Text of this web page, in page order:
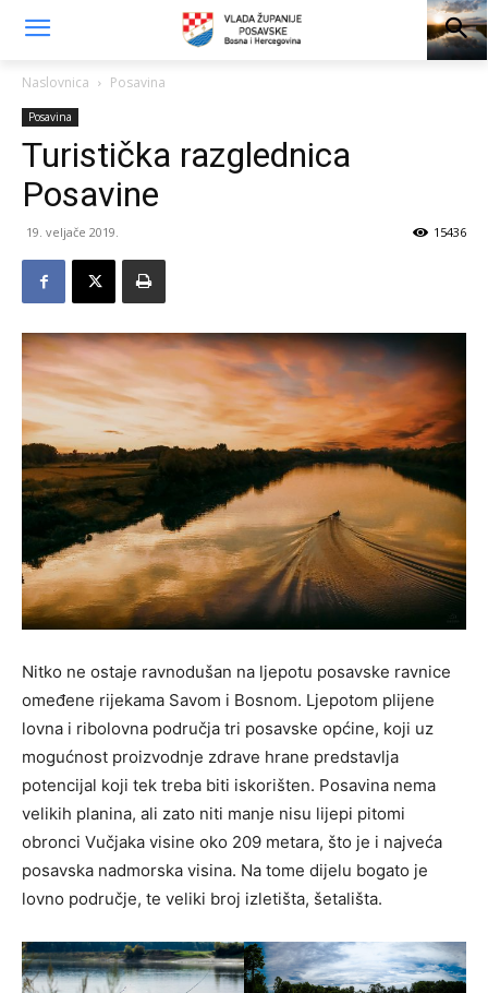
Naslovnica Posavina
Posavina
Turistička razglednica
Posavine
19. veljače 2019. 15436
Nitko ne ostaje ravnodušan na ljepotu posavske ravnice
omeđene rijekama Savom i Bosnom. Ljepotom plijene
lovna i ribolovna područja tri posavske općine, koji uz
mogućnost proizvodnje zdrave hrane predstavlja
potencijal koji tek treba biti iskorišten. Posavina nema
velikih planina, ali zato niti manje nisu lijepi pitomi
obronci Vučjaka visine oko 209 metara, što je i najveća
posavska nadmorska visina. Na tome dijelu bogato je
lovno područje, te veliki broj izletišta, šetališta.